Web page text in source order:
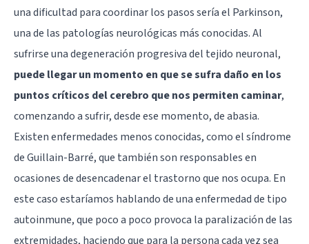
una dificultad para coordinar los pasos sería el Parkinson,
una de las patologías neurológicas más conocidas. Al
sufrirse una degeneración progresiva del tejido neuronal,
puede llegar un momento en que se sufra daño en los
puntos críticos del cerebro que nos permiten caminar,
comenzando a sufrir, desde ese momento, de abasia.
Existen enfermedades menos conocidas, como elsíndrome
de Guillain-Barré, que también son responsables en
ocasiones de desencadenar el trastorno que nos ocupa. En
este caso estaríamos hablando de una enfermedad de tipo
autoinmune, que poco a poco provoca la paralización de las
extremidades, haciendo que para la persona cada vez sea